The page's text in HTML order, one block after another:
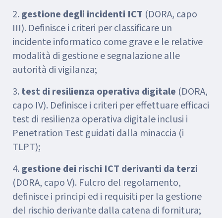
2. gestione degli incidenti ICT (DORA, capo
III). Definisce i criteri per classificare un
incidente informatico come grave e le relative
modalità di gestione e segnalazione alle
autorità di vigilanza;
3. test di resilienza operativa digitale (DORA,
capo IV). Definisce i criteri per effettuare efficaci
test di resilienza operativa digitale inclusi i
Penetration Test guidati dalla minaccia (i
TLPT);
4. gestione dei rischi ICT derivanti da terzi
(DORA, capo V). Fulcro del regolamento,
definisce i principi ed i requisiti per la gestione
del rischio derivante dalla catena di fornitura;